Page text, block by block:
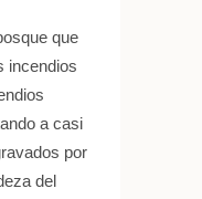
que
incendios
a casi
por
del